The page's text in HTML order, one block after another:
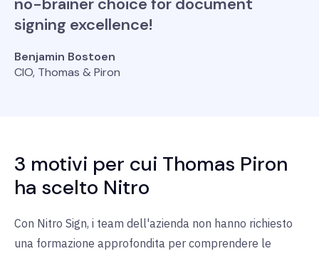
signing excellence!
Benjamin Bostoen
CIO, Thomas & Piron
3 motivi per cui Thomas Piron
ha scelto Nitro
Con Nitro Sign, i team dell'azienda non hanno richiesto
una formazione approfondita per comprendere le